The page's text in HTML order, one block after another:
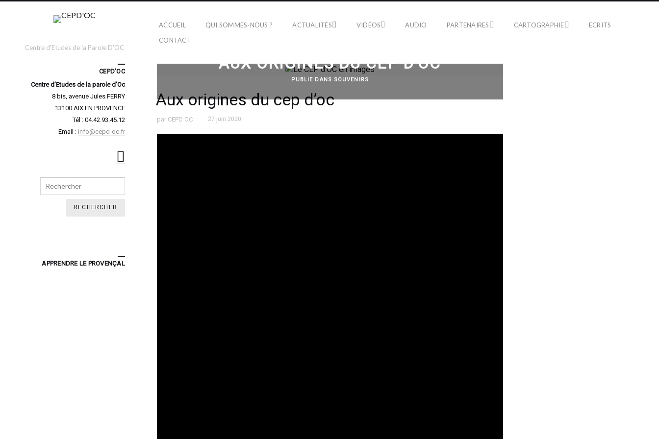
Centre d'Etudes de la Parole D'OC
ACCUEIL QUI SOMMES-NOUS ? ACTUALITÉS VIDÉOS AUDIO PARTENAIRES CARTOGRAPHIE
ECRITS
CONTACT
AUX ORIGINES DU CEP D’OC
PUBLIE DANS SOUVENIRS
Aux origines du cep d’oc
par CEPD OC 27 juin 2020
CEPD’OC
Centre d’Etudes de la parole d’Oc
8 bis, avenue Jules FERRY
13100 AIX EN PROVENCE
Tél : 04.42.93.45.12
Email : info@cepd-oc.fr
Search
APPRENDRE LE PROVENÇAL